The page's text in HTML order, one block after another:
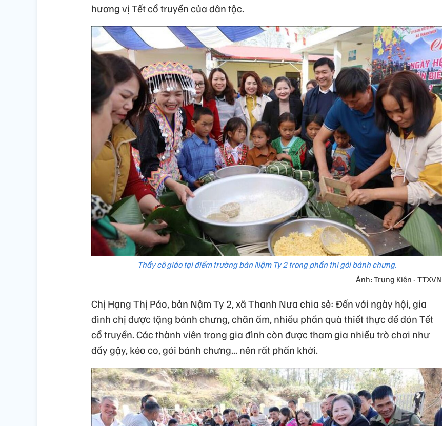
hương vị Tết cổ truyền của dân tộc.
Thầy cô giáo tại điểm trường bản Nậm Ty 2 trong phần thi gói bánh chưng.
Ảnh: Trung Kiên - TTXVN
Chị Hạng Thị Páo, bản Nậm Ty 2, xã Thanh Nưa chia sẻ: Đến với ngày hội, gia
đình chị được tặng bánh chưng, chăn ấm, nhiều phần quà thiết thực để đón Tết
cổ truyền. Các thành viên trong gia đình còn được tham gia nhiều trò chơi như
đẩy gậy, kéo co, gói bánh chưng... nên rất phấn khởi.